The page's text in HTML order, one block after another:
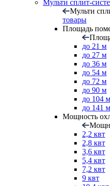
Мульти сплит-
Мульти
товары
Площадь
до 21 м
до 27 м
до 36 м
до 54 м
до 72 м
до 90 м
до 104 м
до 141 м
Мощность
2,2 квт
2,8 квт
3,6 квт
5,4 квт
7,2 квт
9 квт